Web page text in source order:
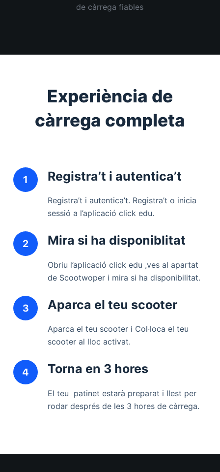
de càrrega fiables
Experiència de
càrrega completa
Registra’t i autentica’t
Registra’t i autentica’t. Registra’t o inicia
sessió a l’aplicació click edu.
Mira si ha disponiblitat
Obriu l’aplicació click edu ,ves al apartat
de Scootwoper i mira si ha disponibilitat.
Aparca el teu scooter
Aparca el teu scooter i Col·loca el teu
scooter al lloc activat.
Torna en 3 hores
El teu patinet estarà preparat i llest per
rodar després de les 3 hores de càrrega.